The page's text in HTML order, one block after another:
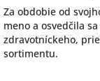
Za obdobie od
meno a osvedčila
zdravotníckeho,
sortimentu.